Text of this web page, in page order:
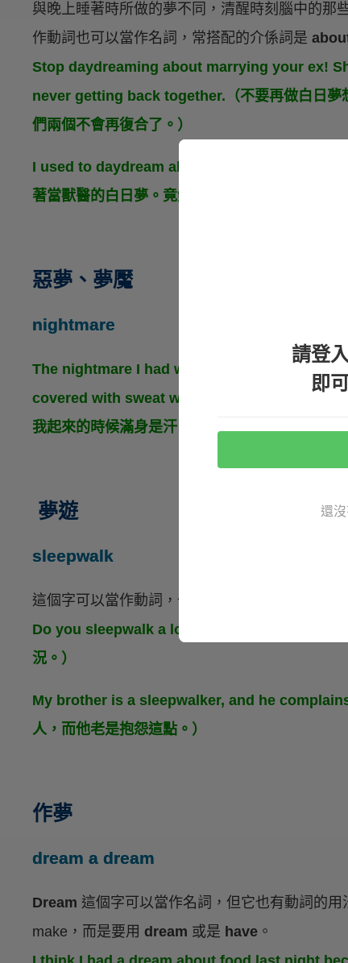
與晚上睡著時所做的夢不同，清醒時刻腦中的那
作動詞也可以當作名詞，常搭配的介係詞是
Stop daydreaming about marrying your ex!
never getting back together.（不要再做白日夢
們兩個不會再復合了。）
I used to daydream about being a vet. It's
著當獸醫的白日夢。竟然能真的辦到實在很不可思
惡夢、夢魘
nightmare
The nightmare I had was really horrible.
covered with sweat when I woke up.（我做的
我起來的時候滿身是汗。）
夢遊
sleepwalk
這個字可以當作動詞，也可以當作名詞，那「
Do you sleepwalk a lot
況。）
My brother is a sleepwalker, and he
人，而他老是抱怨這點。）
作夢
dream a dream
Dream 這個字可以當作名詞，但它也有動詞的用
make，而是要用 dream 或是 have 。
請登
即
還